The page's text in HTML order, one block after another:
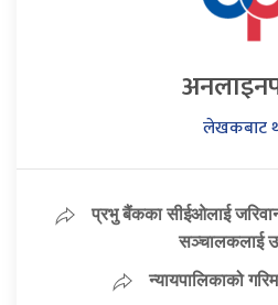
लेखकबाट
प्रभु बैंकका सीईओलाई
सञ्चालकलाई
न्यायपालिकाको